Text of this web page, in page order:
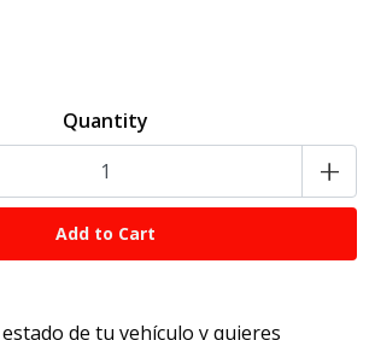
Quantity
+
de tu vehículo y quieres